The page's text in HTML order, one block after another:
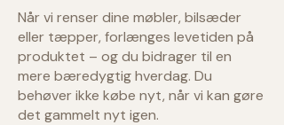
Når vi renser dine møbler, bilsæder
eller tæpper, forlænges levetiden på
produktet – og du bidrager til en
mere bæredygtig hverdag. Du
behøver ikke købe nyt, når vi kan gøre
det gammelt nyt igen.